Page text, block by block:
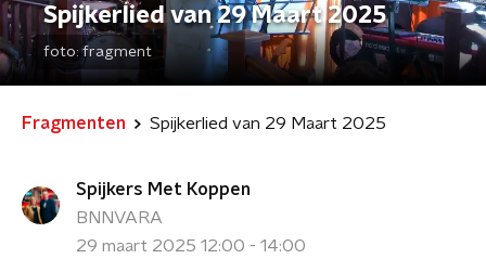
Spijkerlied van 29 Maart 2025
foto:fragment
Fragmenten Spijkerlied van 29 Maart 2025
Spijkers Met Koppen
BNNVARA
29 maart 2025 12:00 - 14:00